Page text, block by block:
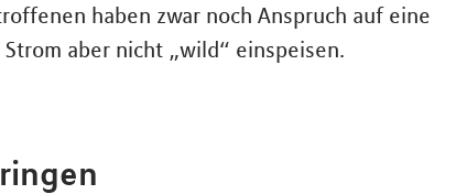
haben zwar noch Anspruch auf eine
aber nicht „wild“ einspeisen.